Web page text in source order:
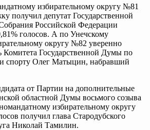
избирательному округу №81
получил депутат Государственной
Российской Федерации
голосов. А по Унечскому
округу №82 уверенно
Комитета Государственной Думы по
и спорту Олег Матыцин, набравший
от Партии на дополнительные
областной Думы восьмого созыва
избирательному округу
получил глава Стародубского
Николай Тамилин.